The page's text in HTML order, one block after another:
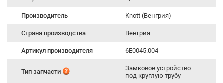
Производитель Knott (Венгрия)
Страна производства Венгрия
Артикул производителя 6E0045.004
Тип запчасти
Замковое устройство
под круглую трубу